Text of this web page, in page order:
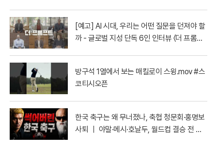
[예고] AI 시대, 우리는 어떤 질문을 던져야 할
까 - 글로벌 지성 단독 6인 인터뷰 〈더 프롬프
방구석 1열에서 보는 매킬로이 스윙.mov #스
코티시오픈
한국 축구는 왜 무너졌나, 축협 청문회·홍명보
사퇴 ｜ 야말·메시·호날두, 월드컵 결승 전 마